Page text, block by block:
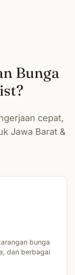
Bunga
cepat,
Jawa Barat &
bunga
dan berbagai